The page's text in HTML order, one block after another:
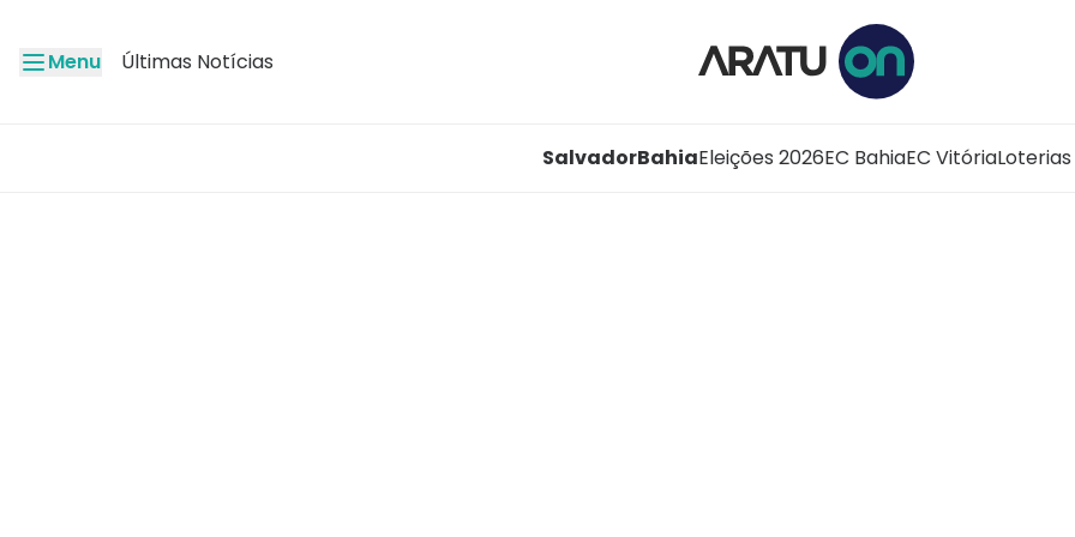
Menu Últimas Notícias
SalvadorBahiaEleições 2026EC BahiaEC VitóriaLoterias